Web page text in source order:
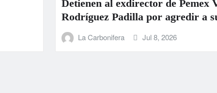
Detienen al exdirector de Pemex Víctor
Rodríguez Padilla por agredir a su pareja
La Carbonifera Jul 8, 2026